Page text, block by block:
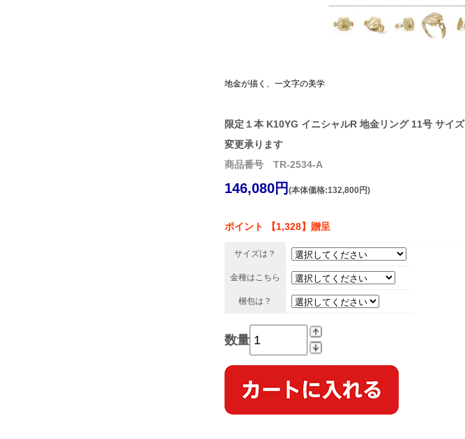
地金が描く、一文字の美学
限定１本 K10YG イニシャルR 地金リング 11号 サイズ
変更承ります
商品番号 TR-2534-A
146,080円 (本体価格:132,800円)
ポイント 【1,328】贈呈
サイズは？
金種はこちら
梱包は？
数量